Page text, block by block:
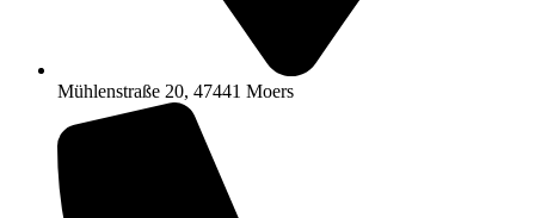
Mühlenstraße 20, 47441 Moers